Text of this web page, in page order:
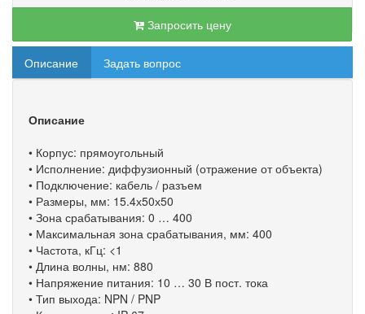
Запросить цену
Описание Задать вопрос
Описание
• Корпус: прямоугольный
• Исполнение: диффузионный (отражение от объекта)
• Подключение: кабель / разъем
• Размеры, мм: 15.4х50х50
• Зона срабатывания: 0 … 400
• Максимальная зона срабатывания, мм: 400
• Частота, кГц: <1
• Длина волны, нм: 880
• Напряжение питания: 10 … 30 В пост. тока
• Тип выхода: NPN / PNP